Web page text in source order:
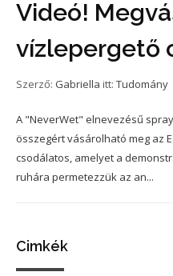
Videó!
vízlepergető
Szerző: Gabriella itt: Tudomány
A "NeverWet" elnevezésű
összegért vásárolható meg az
csodálatos, amelyet a
ruhára permetezzük az an...
Cimkék